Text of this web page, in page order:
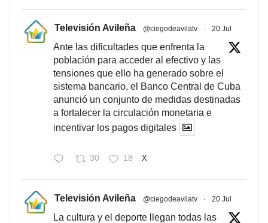
Televisión Avileña @ciegodeavilatv · 20 Jul
Ante las dificultades que enfrenta la
población para acceder al efectivo y las
tensiones que ello ha generado sobre el
sistema bancario, el Banco Central de Cuba
anunció un conjunto de medidas destinadas
a fortalecer la circulación monetaria e
incentivar los pagos digitales
30 18 X
Televisión Avileña @ciegodeavilatv · 20 Jul
La cultura y el deporte llegan todas las